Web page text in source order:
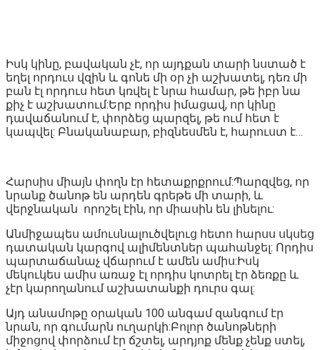
Իսկ կինը, բավական չէ, որ այդքան տարի նստած է
եղել որդուս վզին և գոնե մի օր չի աշխատել, դեռ մի
բան էլ որդուս հետ կռվել է նրա համար, թե իբր նա
քիչ է աշխատում:Երբ որդիս իմացավ, որ կինը
դավաճանում է, փորձեց պարզել, թե ում հետ է
կապվել: Բնականաբար, բիզնեսմեն է, հարուստ է…
Հարսիս միայն փողն էր հետաքրքրում:Պարզվեց, որ
նրանք ծանոթ են արդեն գրեթե մի տարի, և
վերջնական որոշել էին, որ միասին են լինելու:
Անմիջապես ամուսնալուծվելուց հետո հարսս սկսեց
դատական կարգով ալիմենտներ պահանջել: Որդիս
պարտաճանաչ վճարում է ամեն ամիս:Իսկ
մեկուկես ամիս առաջ էլ որդիս կոտրել էր ձեռքը և
չէր կարողանում աշխատանքի դուրս գալ:
Այդ անամոթը օրական 100 անգամ զանգում էր
նրան, որ գումարն ուղարկի:Բոլոր ծանոթների
միջոցով փորձում էր ճշտել, արդյոք մենք չենք ստել,